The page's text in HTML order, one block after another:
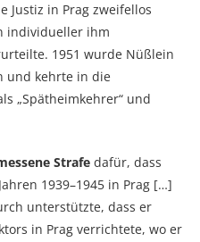
Justiz in Prag zweifellos
individueller ihm
1951 wurde Nüßlein
und kehrte in die
„Spätheimkehrer“ und
Strafe dafür, dass
1939–1945 in Prag […]
unterstützte, dass er
in Prag verrichtete, wo er